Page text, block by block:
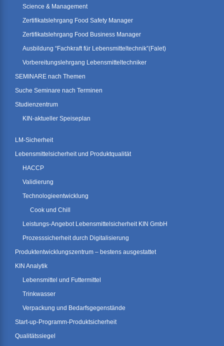
Science & Management
Zertifikatslehrgang Food Safety Manager
Zertifikatslehrgang Food Business Manager
Ausbildung “Fachkraft für Lebensmitteltechnik”(Falet)
Vorbereitungslehrgang Lebensmitteltechniker
SEMINARE nach Themen
Suche Seminare nach Terminen
Studienzentrum
KIN-aktueller Speiseplan
LM-Sicherheit
Lebensmittelsicherheit und Produktqualität
HACCP
Validierung
Technologieentwicklung
Cook und Chill
Leistungs-Angebot Lebensmittelsicherheit KIN GmbH
Prozesssicherheit durch Digitalisierung
Produktentwicklungszentrum – bestens ausgestattet
KIN Analytik
Lebensmittel und Futtermittel
Trinkwasser
Verpackung und Bedarfsgegenstände
Start-up-Programm-Produktsicherheit
Qualitätssiegel